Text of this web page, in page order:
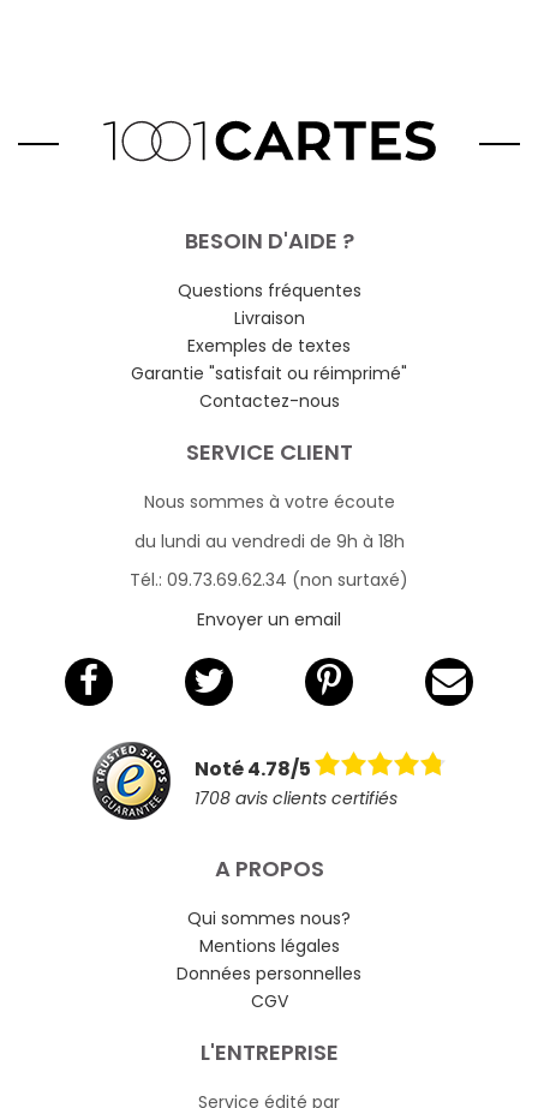
BESOIN D'AIDE ?
Questions fréquentes
Livraison
Exemples de textes
Garantie "satisfait ou réimprimé"
Contactez-nous
SERVICE CLIENT
Nous sommes à votre écoute
du lundi au vendredi de 9h à 18h
Tél.: 09.73.69.62.34 (non surtaxé)
Envoyer un email
Noté 4.78/5
1708 avis clients certifiés
A PROPOS
Qui sommes nous?
Mentions légales
Données personnelles
CGV
L'ENTREPRISE
Service édité par